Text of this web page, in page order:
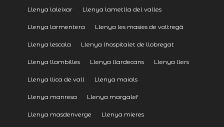
Llenya laleixar Llenya lametlla del valles
Llenya larmentera Llenya les masies de voltregà
Llenya lescala Llenya lhospitalet de llobregat
Llenya llambilles Llenya llardecans Llenya llers
Llenya llica de vall Llenya maials
Llenya manresa Llenya margalef
Llenya masdenverge Llenya mieres